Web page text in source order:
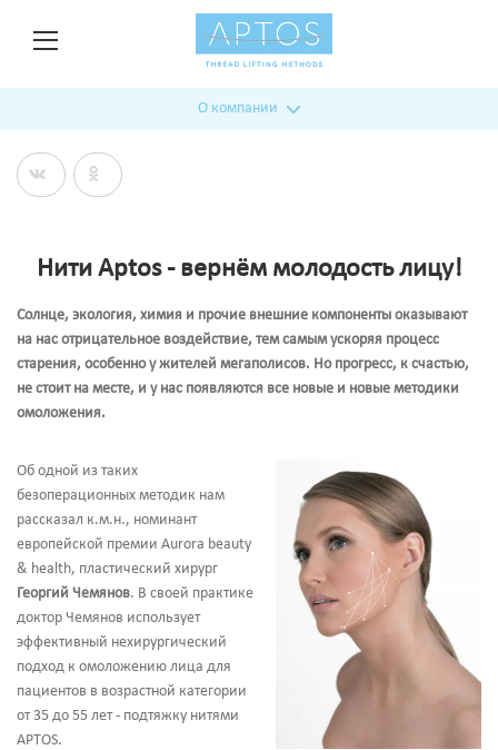
О компании
Нити Aptos - вернём молодость лицу!
Солнце, экология, химия и прочие внешние компоненты оказывают
на нас отрицательное воздействие, тем самым ускоряя процесс
старения, особенно у жителей мегаполисов. Но прогресс, к счастью,
не стоит на месте, и у нас появляются все новые и новые методики
омоложения.
Об одной из таких
безоперационных методик нам
рассказал к.м.н., номинант
европейской премии Aurora beauty
& health, пластический хирург
Георгий Чемянов. В своей практике
доктор Чемянов использует
эффективный нехирургический
подход к омоложению лица для
пациентов в возрастной категории
от 35 до 55 лет - подтяжку нитями
APTOS.